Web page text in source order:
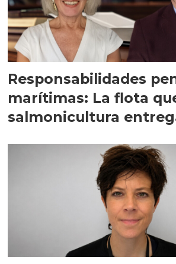
Responsabilidades
marítimas: La flota
salmonicultura